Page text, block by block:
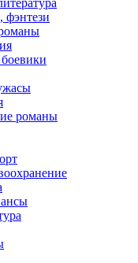
фэнтези
романы